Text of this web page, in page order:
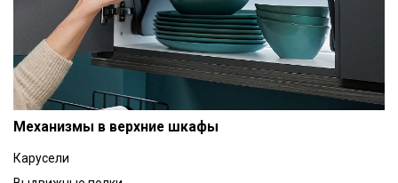
Механизмы в верхние шкафы
Карусели